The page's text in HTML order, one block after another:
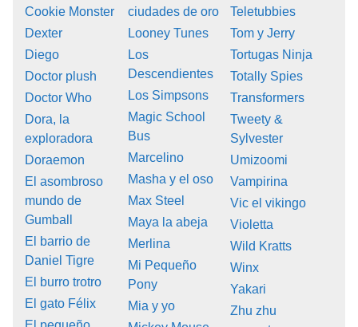
Cookie Monster
Dexter
Diego
Doctor plush
Doctor Who
Dora, la
exploradora
Doraemon
El asombroso
mundo de
Gumball
El barrio de
Daniel Tigre
El burro trotro
El gato Félix
ciudades de oro
Looney Tunes
Los
Descendientes
Los Simpsons
Magic School
Bus
Marcelino
Masha y el oso
Max Steel
Maya la abeja
Merlina
Mi Pequeño
Pony
Mia y yo
Teletubbies
Tom y Jerry
Tortugas Ninja
Totally Spies
Transformers
Tweety &
Sylvester
Umizoomi
Vampirina
Vic el vikingo
Violetta
Wild Kratts
Winx
Yakari
Zhu zhu